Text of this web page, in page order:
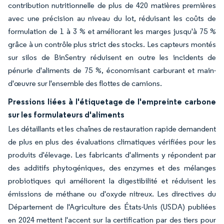
contribution nutritionnelle de plus de 420 matières premières
avec une précision au niveau du lot, réduisant les coûts de
formulation de 1 à 3 % et améliorant les marges jusqu'à 75 %
grâce à un contrôle plus strict des stocks. Les capteurs montés
sur silos de BinSentry réduisent en outre les incidents de
pénurie d'aliments de 75 %, économisant carburant et main-
d'œuvre sur l'ensemble des flottes de camions.
Pressions liées à l'étiquetage de l'empreinte carbone
sur les formulateurs d'aliments
Les détaillants et les chaînes de restauration rapide demandent
de plus en plus des évaluations climatiques vérifiées pour les
produits d'élevage. Les fabricants d'aliments y répondent par
des additifs phytogéniques, des enzymes et des mélanges
probiotiques qui améliorent la digestibilité et réduisent les
émissions de méthane ou d'oxyde nitreux. Les directives du
Département de l'Agriculture des États-Unis (USDA) publiées
en 2024 mettent l'accent sur la certification par des tiers pour